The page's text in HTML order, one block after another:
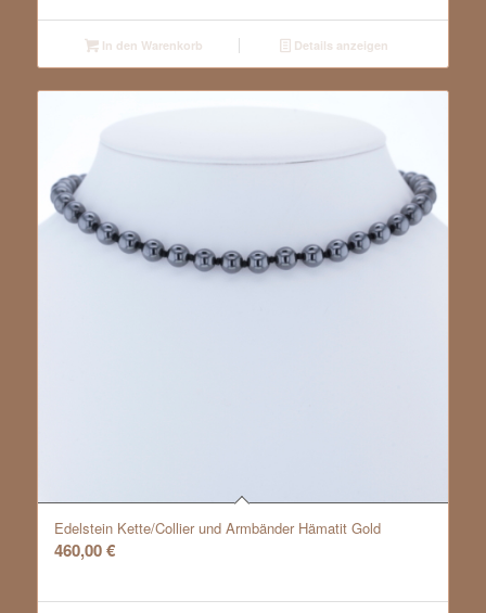
In den Warenkorb Details anzeigen
Edelstein Kette/Collier und Armbänder Hämatit Gold
460,00€